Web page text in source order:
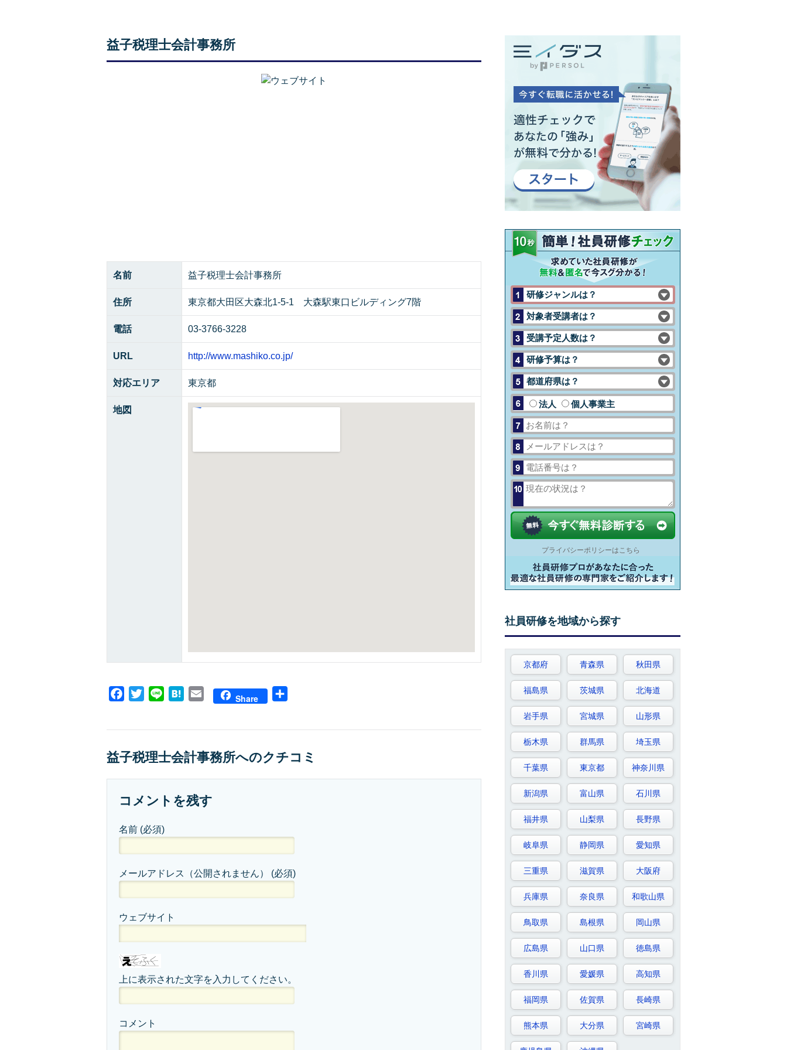
益子税理士会計事務所
名前 益子税理士会計事務所
住所 東京都大田区大森北1-5-1 大森駅東口ビルディング7階
電話 03-3766-3228
URL http://www.mashiko.co.jp/
対応エリア 東京都
地図
Facebook
Twitter Line HatenaEmail Share
益子税理士会計事務所へのクチコミ
コメントを残す
名前 (必須)
メールアドレス（公開されません） (必須)
ウェブサイト
上に表示された文字を入力してください。
コメント
研修ジャンルは？
対象者受講者は？
受講予定人数は？
研修予算は？
都道府県は？
法人 個人事業主
プライバシーポリシーはこちら
社員研修を地域から探す
京都府 青森県 秋田県
福島県 茨城県 北海道
岩手県 宮城県 山形県
栃木県 群馬県 埼玉県
千葉県 東京都 神奈川県
新潟県 富山県 石川県
福井県 山梨県 長野県
岐阜県 静岡県 愛知県
三重県 滋賀県 大阪府
兵庫県 奈良県 和歌山県
鳥取県 島根県 岡山県
広島県 山口県 徳島県
香川県 愛媛県 高知県
福岡県 佐賀県 長崎県
熊本県 大分県 宮崎県